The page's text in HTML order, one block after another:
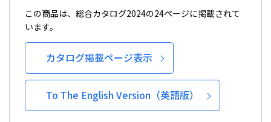
この商品は、総合カタログ2024の24ページに掲載されて
います。
カタログ掲載ページ表示
To The English Version（英語版）